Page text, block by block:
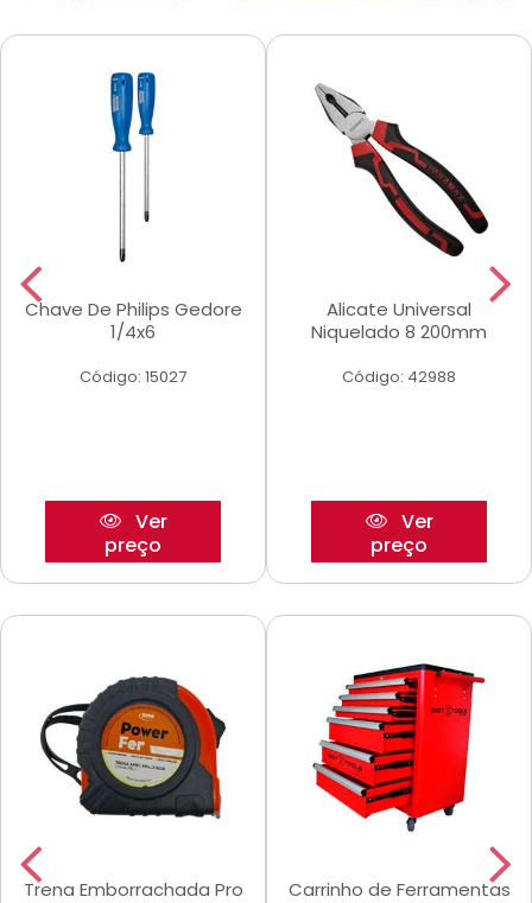
Chave De Philips Gedore
1/4x6
Código: 15027
Ver
preço
Alicate Universal
Niquelado 8 200mm
Código: 42988
Ver
preço
Trena Emborrachada Pro
Carrinho de Ferramentas